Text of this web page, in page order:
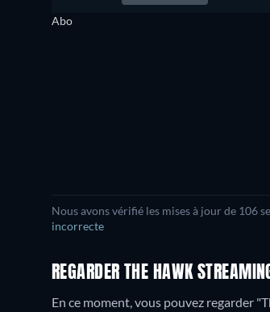
Abo
Nous avons vérifié les mises à jour de 106
incorrecte
REGARDER THE HAWK
En ce moment, vous pouvez regarder